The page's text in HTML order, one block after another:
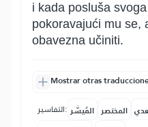
i kada posluša
pokoravajući mu se,
obavezna učiniti.
Mostrar otras
التفاسير: المُيسَّر المختصر